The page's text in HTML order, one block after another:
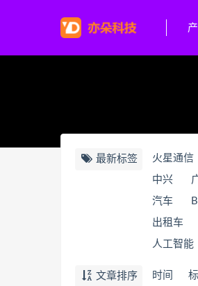
最新标签 火星通信
中兴
汽车
出租车
人工智能
文章排序 时间